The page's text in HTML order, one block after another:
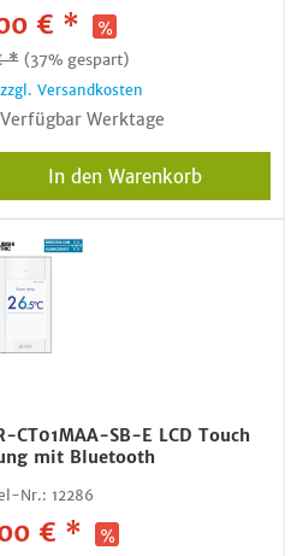
€ *
* (37% gespart)
zzgl. Versandkosten
Werktage
In den Warenkorb
CT01MAA-SB-E LCD Touch
mit Bluetooth
Nr.: 12286
€ *